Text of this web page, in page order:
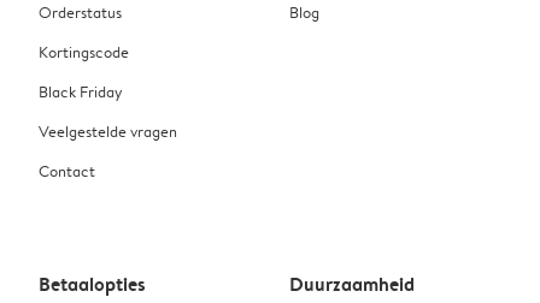
Orderstatus
Kortingscode
Black Friday
Veelgestelde vragen
Contact
Blog
Betaalopties Duurzaamheid